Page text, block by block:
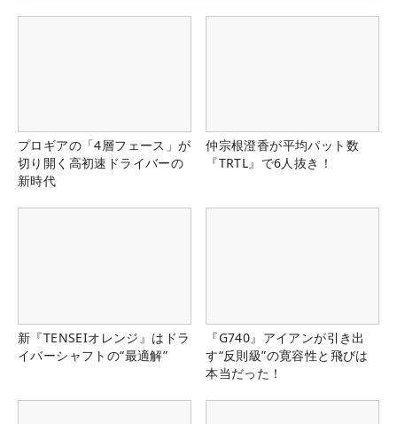
プロギアの「4層フェース」が
切り開く高初速ドライバーの
新時代
仲宗根澄香が平均パット数
『TRTL』で6人抜き！
新『TENSEIオレンジ』はドラ
イバーシャフトの“最適解”
『G740』アイアンが引き出
す“反則級”の寛容性と飛びは
本当だった！